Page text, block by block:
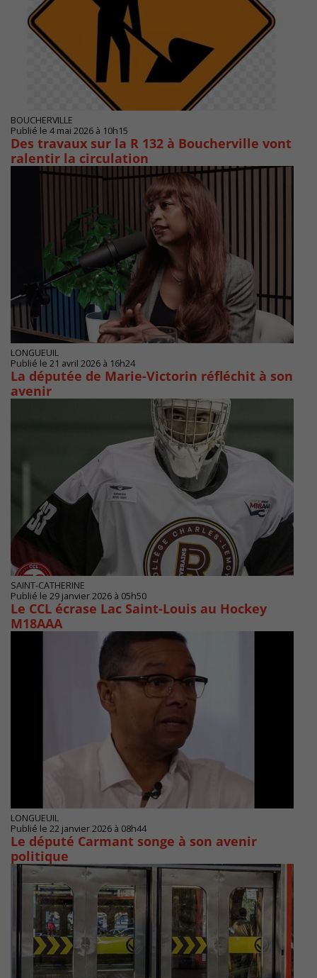
BOUCHERVILLE
Publié le 4 mai 2026 à 10h15
Des travaux sur la R 132 à Boucherville vont
ralentir la circulation
LONGUEUIL
Publié le 21 avril 2026 à 16h24
La députée de Marie-Victorin réfléchit à son
avenir
SAINT-CATHERINE
Publié le 29 janvier 2026 à 05h50
Le CCL écrase Lac Saint-Louis au Hockey
M18AAA
LONGUEUIL
Publié le 22 janvier 2026 à 08h44
Le député Carmant songe à son avenir
politique